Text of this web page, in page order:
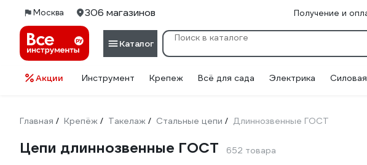
Москва 306 магазинов Получение и
Каталог
Акции Инструмент Крепеж Всё для сада Электрика
Главная / Крепёж / Такелаж / Стальные цепи / Длиннозвенные ГОСТ
Цепи длиннозвенные ГОСТ 652 товара